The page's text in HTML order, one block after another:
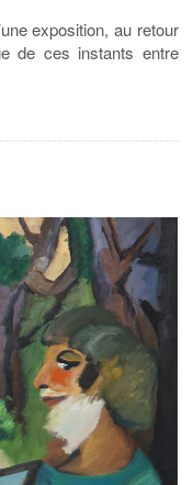
exposition, au retour
de ces instants entre